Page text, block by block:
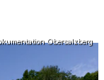
Obersalzberg